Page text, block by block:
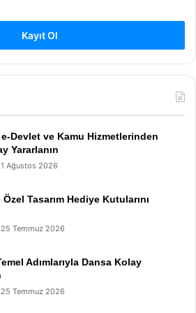
Kayıt Ol
e-Devlet ve Kamu Hizmetlerinden
Yararlanın
1 Ağustos 2026
Tasarım Hediye Kutularını
25 Temmuz 2026
Adımlarıyla Dansa Kolay
25 Temmuz 2026